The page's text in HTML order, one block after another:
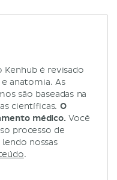
é revisado
anatomia. As
são baseadas na
científicas. O
médico. Você
processo de
nossas
.